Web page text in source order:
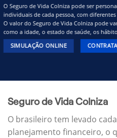
O Seguro de Vida Colniza pode ser
individuais de cada pessoa, com
O valor do Seguro de Vida Colniza pode
como a idade, o estado de saúde, os
SIMULAÇÃO ONLINE
Seguro de Vida Colniza
O brasileiro tem levado
planejamento financeiro, o